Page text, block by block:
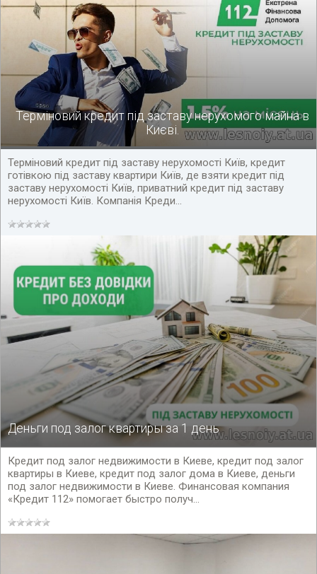
Терміновий кредит під заставу нерухомого майна в
Києві.
Терміновий кредит під заставу нерухомості Київ, кредит
готівкою під заставу квартири Київ, де взяти кредит під
заставу нерухомості Київ, приватний кредит під заставу
нерухомості Київ. Компанія Креди...
Деньги под залог квартиры за 1 день
Кредит под залог недвижимости в Киеве, кредит под залог
квартиры в Киеве, кредит под залог дома в Киеве, деньги
под залог недвижимости в Киеве. Финансовая компания
«Кредит 112» помогает быстро получ...